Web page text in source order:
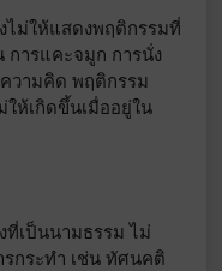
ไม่ให้แสดงพฤติกรรมที่
การแคะจมูก การนั่ง
ความคิด พฤติกรรม
ห้เกิดขึ้นเมื่ออยู่ใน
ที่เป็นนามธรรม ไม่
กระทำ เช่น ทัศนคติ